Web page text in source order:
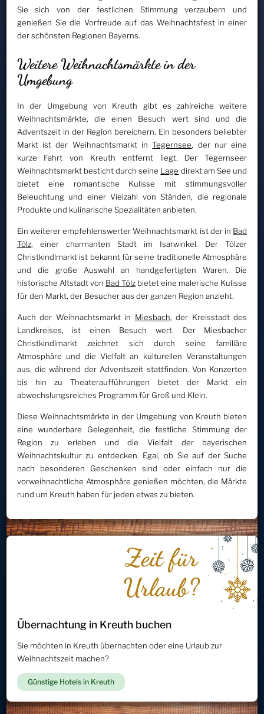
Sie sich von der festlichen Stimmung verzaubern und
genießen Sie die Vorfreude auf das Weihnachtsfest in einer
der schönsten Regionen Bayerns.
Weitere Weihnachtsmärkte in der
Umgebung
In der Umgebung von Kreuth gibt es zahlreiche weitere
Weihnachtsmärkte, die einen Besuch wert sind und die
Adventszeit in der Region bereichern. Ein besonders beliebter
Markt ist der Weihnachtsmarkt inTegernsee, der nur eine
kurze Fahrt von Kreuth entfernt liegt. Der Tegernseer
Weihnachtsmarkt besticht durch seine Lage direkt am See und
bietet eine romantische Kulisse mit stimmungsvoller
Beleuchtung und einer Vielzahl von Ständen, die regionale
Produkte und kulinarische Spezialitäten anbieten.
Ein weiterer empfehlenswerter Weihnachtsmarkt ist der in Bad
Tölz, einer charmanten Stadt im Isarwinkel. Der Tölzer
Christkindlmarkt ist bekannt für seine traditionelle Atmosphäre
und die große Auswahl an handgefertigten Waren. Die
historische Altstadt von Bad Tölz bietet eine malerische Kulisse
für den Markt, der Besucher aus der ganzen Region anzieht.
Auch der Weihnachtsmarkt in Miesbach, der Kreisstadt des
Landkreises, ist einen Besuch wert. Der Miesbacher
Christkindlmarkt zeichnet sich durch seine familiäre
Atmosphäre und die Vielfalt an kulturellen Veranstaltungen
aus, die während der Adventszeit stattfinden. Von Konzerten
bis hin zu Theateraufführungen bietet der Markt ein
abwechslungsreiches Programm für Groß und Klein.
Diese Weihnachtsmärkte in der Umgebung von Kreuth bieten
eine wunderbare Gelegenheit, die festliche Stimmung der
Region zu erleben und die Vielfalt der bayerischen
Weihnachtskultur zu entdecken. Egal, ob Sie auf der Suche
nach besonderen Geschenken sind oder einfach nur die
vorweihnachtliche Atmosphäre genießen möchten, die Märkte
rund um Kreuth haben für jeden etwas zu bieten.
Übernachtung in Kreuth buchen
Sie möchten in Kreuth übernachten oder eine Urlaub zur
Weihnachtszeit machen?
Günstige Hotels in Kreuth